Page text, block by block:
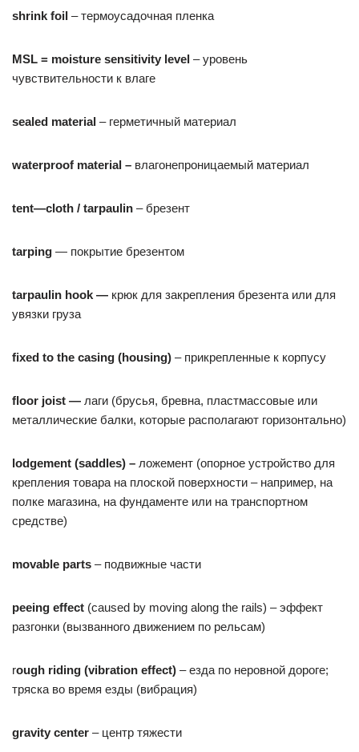
shrink foil – термоусадочная пленка
MSL = moisture sensitivity level – уровень
чувствительности к влаге
sealed material – герметичный материал
waterproof material – влагонепроницаемый материал
tent—cloth / tarpaulin – брезент
tarping — покрытие брезентом
tarpaulin hook — крюк для закрепления брезента или для
увязки груза
fixed to the casing (housing) – прикрепленные к корпусу
floor joist — лаги (брусья, бревна, пластмассовые или
металлические балки, которые располагают горизонтально)
lodgement (saddles) – ложемент (опорное устройство для
крепления товара на плоской поверхности – например, на
полке магазина, на фундаменте или на транспортном
средстве)
movable parts – подвижные части
peeing effect (caused by moving along the rails) – эффект
разгонки (вызванного движением по рельсам)
rough riding (vibration effect) – езда по неровной дороге;
тряска во время езды (вибрация)
gravity center – центр тяжести